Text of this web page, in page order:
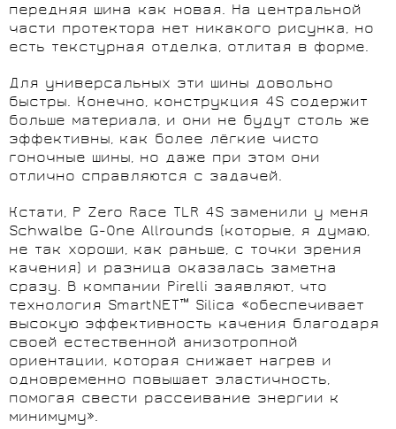
передняя шина как новая. На центральной
части протектора нет никакого рисунка, но
есть текстурная отделка, отлитая в форме.
Для универсальных эти шины довольно
быстры. Конечно, конструкция 4S содержит
больше материала, и они не будут столь же
эффективны, как более лёгкие чисто
гоночные шины, но даже при этом они
отлично справляются с задачей.
Кстати, P Zero Race TLR 4S заменили у меня
Schwalbe G-One Allrounds (которые, я думаю,
не так хороши, как раньше, с точки зрения
качения) и разница оказалась заметна
сразу. В компании Pirelli заявляют, что
технология SmartNET™ Silica «обеспечивает
высокую эффективность качения благодаря
своей естественной анизотропной
ориентации, которая снижает нагрев и
одновременно повышает эластичность,
помогая свести рассеивание энергии к
минимуму».